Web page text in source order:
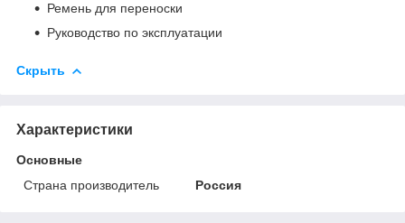
Ремень для переноски
Руководство по эксплуатации
Скрыть
Характеристики
Основные
Страна производитель
Россия